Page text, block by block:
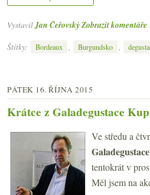
VystavilJan ČeřovskýZobrazit komentáře
Štítky:
Bordeaux , Burgundsko ,
PÁTEK 16. ŘÍJNA 2015
Krátce z Galadegustace
Ve středu a
Galadegustace
tentokrát v
Měl jsem na